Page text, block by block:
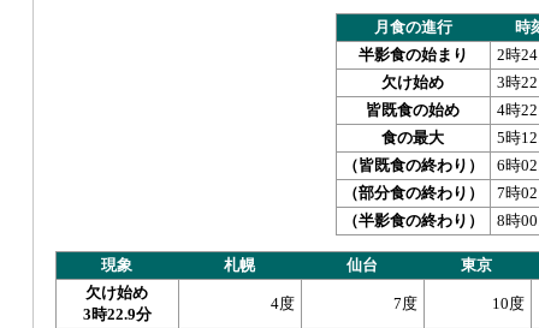
月食の進行
時
半影食の始まり
2時
欠け始め
3時
皆既食の始め
4時
食の最大
5時
（皆既食の終わり）
6時
（部分食の終わり）
7時
（半影食の終わり）
8時
現象 札幌 仙台
東京
欠け始め
3時22.9分
4度 7度 10度